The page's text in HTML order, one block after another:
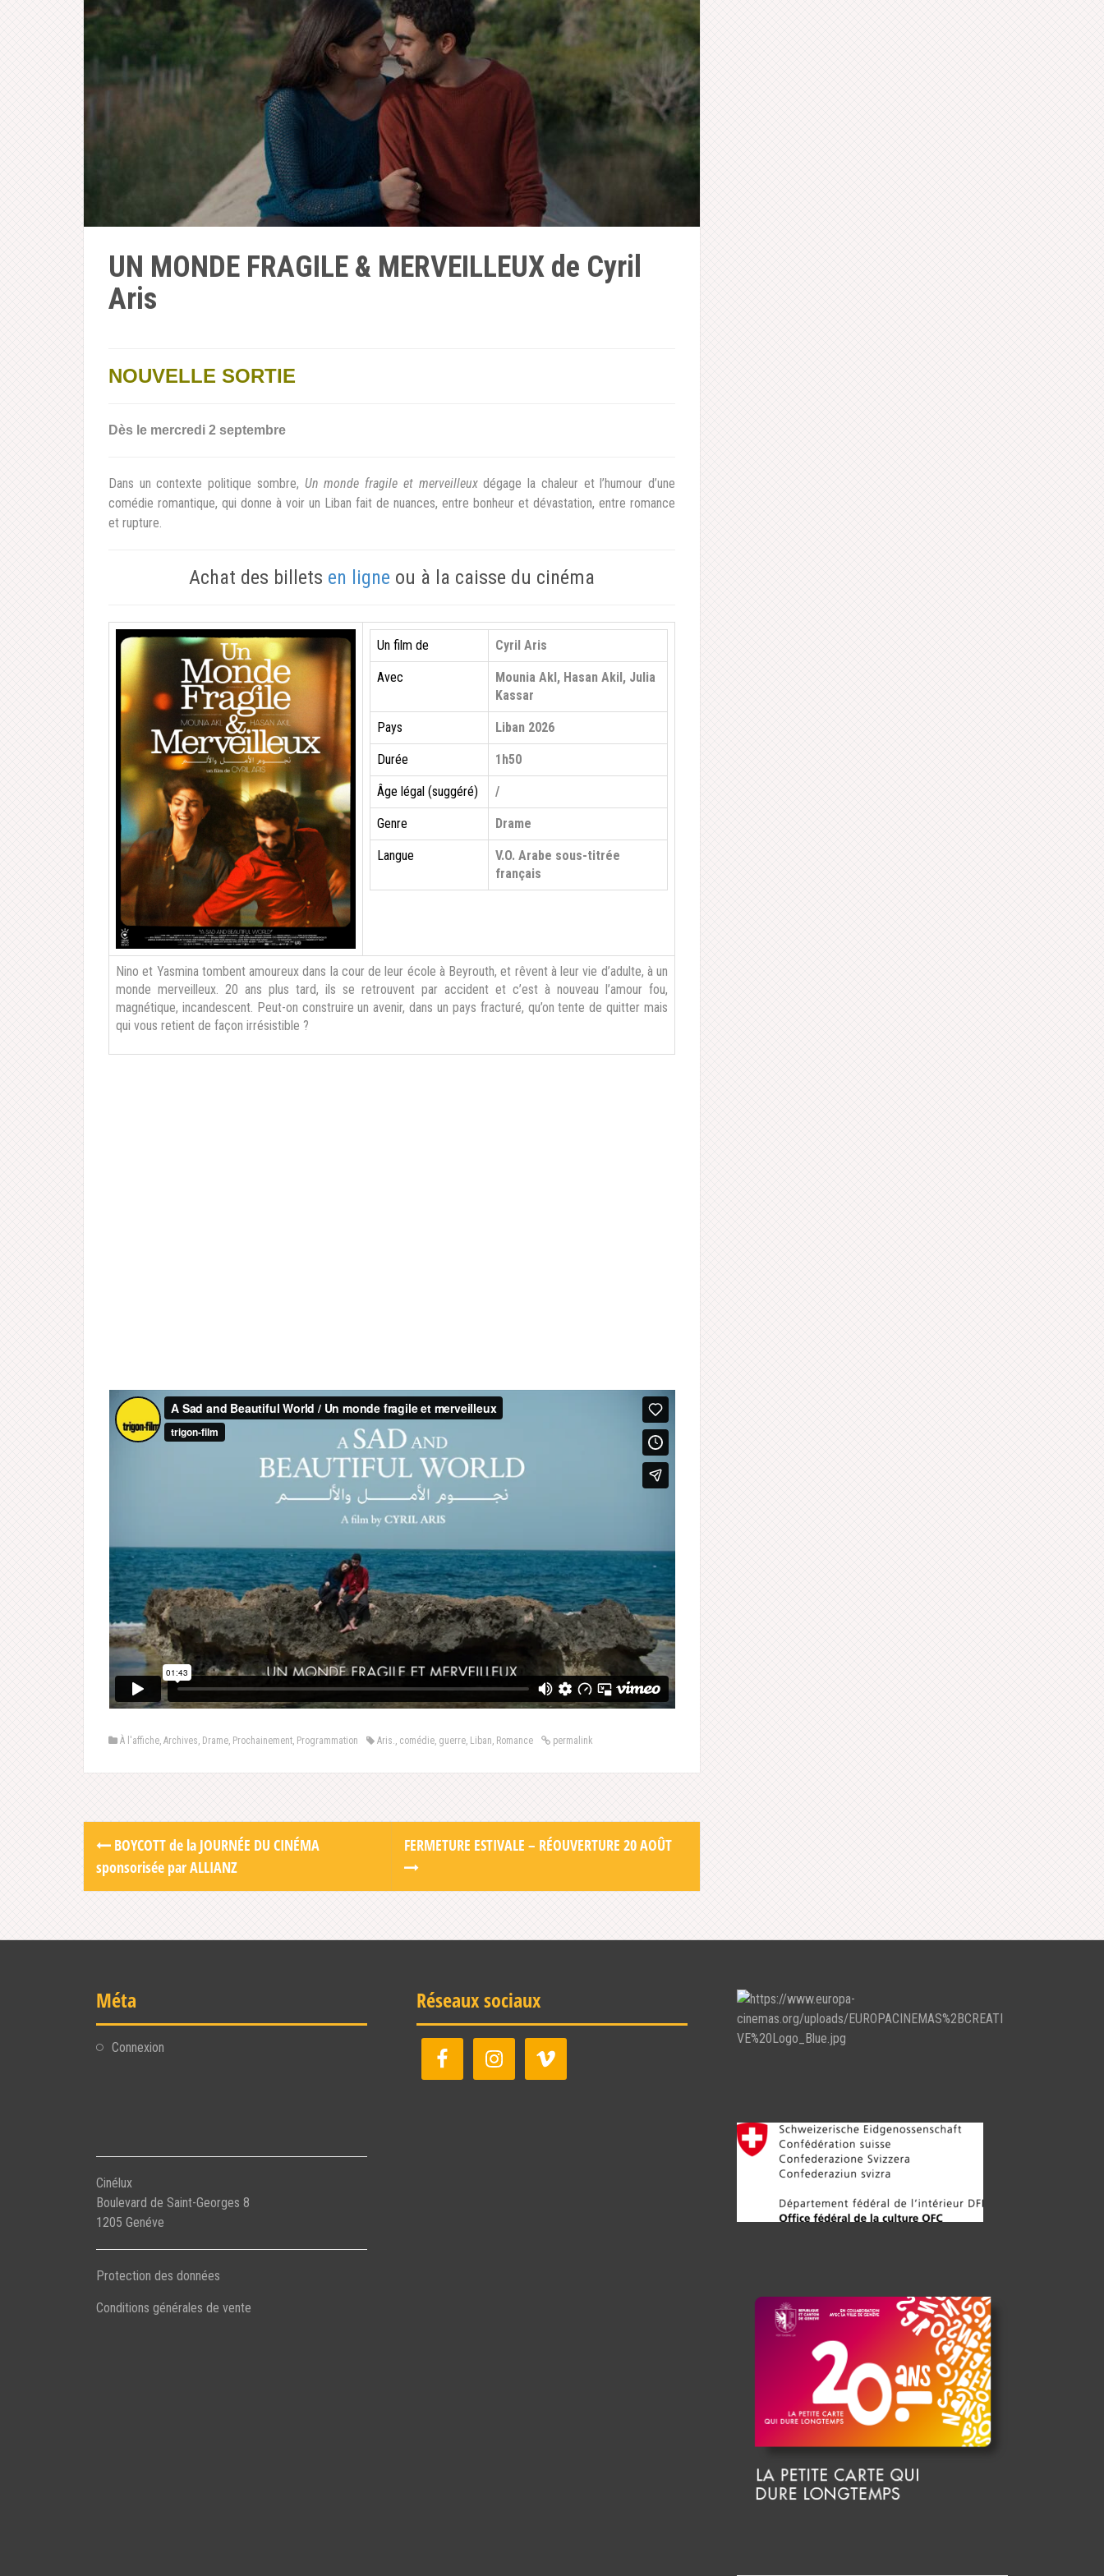
UN MONDE FRAGILE & MERVEILLEUX de Cyril
Aris
NOUVELLE SORTIE
Dès le mercredi 2 septembre
Dans un contexte politique sombre, Un monde fragile et merveilleuxdégage la chaleur et l’humour d’une
comédie romantique, qui donne à voir un Liban fait de nuances, entre bonheur et dévastation, entre romance
et rupture.
Achat des billets en ligne ou à la caisse du cinéma
Un film de Cyril Aris
Avec
Mounia Akl, Hasan Akil, Julia
Kassar
Pays Liban 2026
Durée 1h50
Âge légal (suggéré) /
Genre Drame
Langue
V.O. Arabe sous-titrée
français
Nino et Yasmina tombent amoureux dans la cour de leur école à Beyrouth, et rêvent à leur vie d’adulte, à un
monde merveilleux. 20 ans plus tard, ils se retrouvent par accident et c’est à nouveau l’amour fou,
magnétique, incandescent. Peut-on construire un avenir, dans un pays fracturé, qu’on tente de quitter mais
qui vous retient de façon irrésistible ?
À l'affiche, Archives, Drame, Prochainement, Programmation Aris., comédie, guerre, Liban, Romance permalink
Post
navigation
BOYCOTT de la JOURNÉE DU CINÉMA
sponsorisée par ALLIANZ
FERMETURE ESTIVALE – RÉOUVERTURE 20 AOÛT
Méta
Connexion
Cinélux
Boulevard de Saint-Georges 8
1205 Genéve
Protection des données
Conditions générales de vente
Réseaux sociaux